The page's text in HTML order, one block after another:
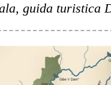
guida turistica